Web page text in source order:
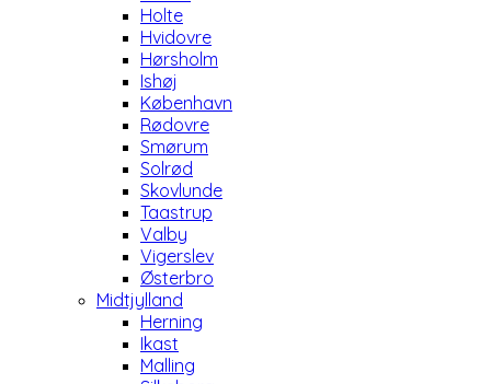
Holte
Hvidovre
Hørsholm
Ishøj
København
Rødovre
Smørum
Solrød
Skovlunde
Taastrup
Valby
Vigerslev
Østerbro
Midtjylland
Herning
Ikast
Malling